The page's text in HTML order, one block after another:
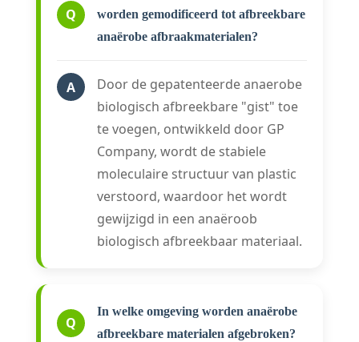
Q
worden gemodificeerd tot afbreekbare
anaërobe afbraakmaterialen?
A
Door de gepatenteerde anaerobe
biologisch afbreekbare "gist" toe
te voegen, ontwikkeld door GP
Company, wordt de stabiele
moleculaire structuur van plastic
verstoord, waardoor het wordt
gewijzigd in een anaëroob
biologisch afbreekbaar materiaal.
Q
In welke omgeving worden anaërobe
afbreekbare materialen afgebroken?